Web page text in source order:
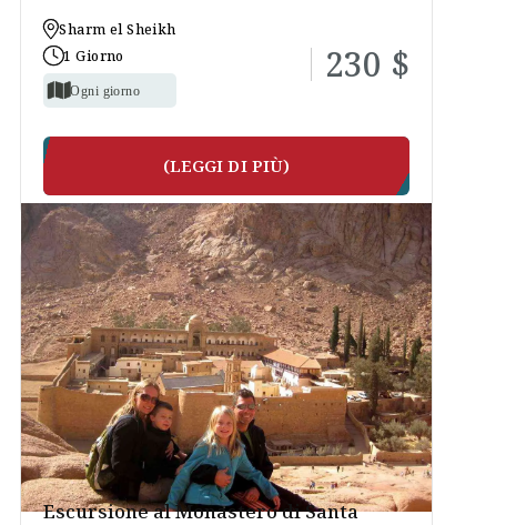
Sharm el Sheikh
1 Giorno
Ogni giorno
230 $
(LEGGI DI PIÙ)
Escursione al Monastero di Santa